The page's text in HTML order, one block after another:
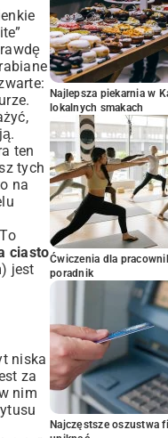
ten
tych
na
ciasto
jest
niska
za
nim
Najlepsza piekarnia w
lokalnych smakach
Ćwiczenia dla
poradnik
Najczęstsze oszustwa